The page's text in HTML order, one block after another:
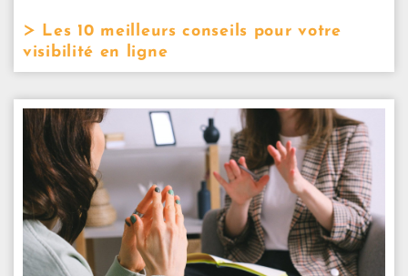
Les 10 meilleurs conseils pour votre
visibilité en ligne